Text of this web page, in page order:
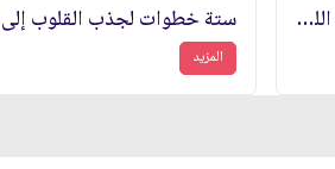
ما هي معايير التواجد في بيوت الله (عز وجل)؟
المزيد